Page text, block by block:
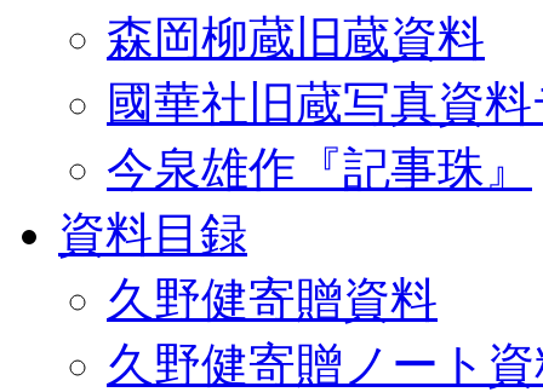
森岡柳蔵旧蔵資料
國華社旧蔵写真資
今泉雄作『記事珠』
資料目録
久野健寄贈資料
久野健寄贈ノート